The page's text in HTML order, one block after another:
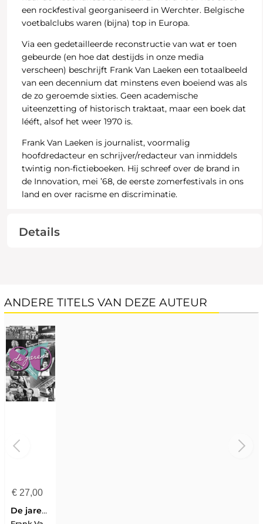
een rockfestival georganiseerd in Werchter. Belgische
voetbalclubs waren (bijna) top in Europa.
Via een gedetailleerde reconstructie van wat er toen
gebeurde (en hoe dat destijds in onze media
verscheen) beschrijft Frank Van Laeken een totaalbeeld
van een decennium dat minstens even boeiend was als
de zo geroemde sixties. Geen academische
uiteenzetting of historisch traktaat, maar een boek dat
lééft, alsof het weer 1970 is.
Frank Van Laeken is journalist, voormalig
hoofdredacteur en schrijver/redacteur van inmiddels
twintig non-fictieboeken. Hij schreef over de brand in
de Innovation, mei ’68, de eerste zomerfestivals in ons
land en over racisme en discriminatie.
Details
ANDERE TITELS VAN DEZE AUTEUR
€27,00
De jaren 80